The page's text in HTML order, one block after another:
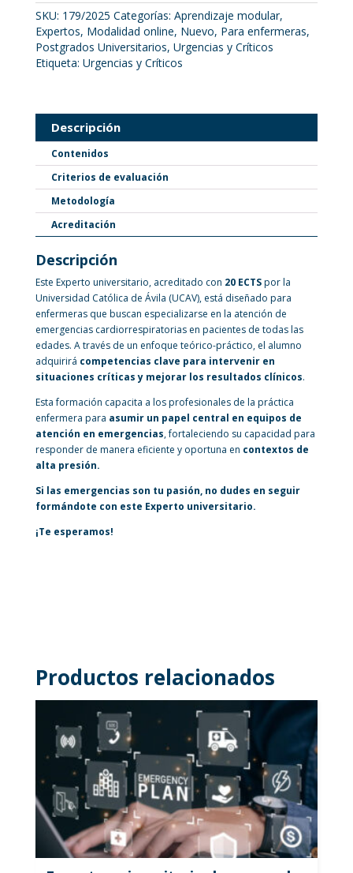
SKU: 179/2025 Categorías: Aprendizaje modular,
Expertos, Modalidad online, Nuevo, Para enfermeras,
Postgrados Universitarios, Urgencias y Críticos
Etiqueta: Urgencias y Críticos
Descripción
Contenidos
Criterios de evaluación
Metodología
Acreditación
Descripción
Este Experto universitario, acreditado con 20 ECTSpor la
Universidad Católica de Ávila (UCAV), está diseñado para
enfermeras que buscan especializarse en la atención de
emergencias cardiorrespiratorias en pacientes de todas las
edades. A través de un enfoque teórico-práctico, el alumno
adquirirá competencias clave para intervenir en
situaciones críticas y mejorar los resultados clínicos.
Esta formación capacita a los profesionales de la práctica
enfermera para asumir un papel central en equipos de
atención en emergencias, fortaleciendo su capacidad para
responder de manera eficiente y oportuna en contextos de
alta presión.
Si las emergencias son tu pasión, no dudes en seguir
formándote con este Experto universitario.
¡Te esperamos!
Productos relacionados